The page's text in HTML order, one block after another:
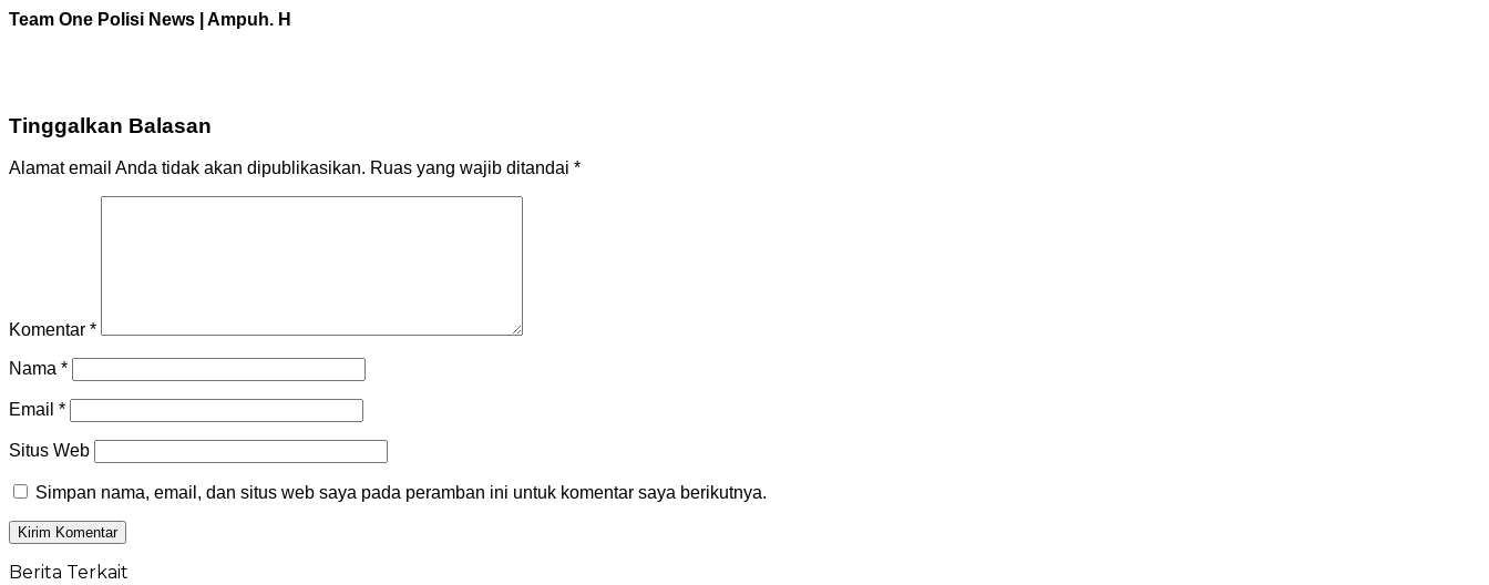
Team One Polisi News | Ampuh. H
Tinggalkan Balasan
Alamat email Anda tidak akan dipublikasikan. Ruas yang wajib ditandai *
Komentar *
Nama *
Email *
Situs Web
Simpan nama, email, dan situs web saya pada peramban ini untuk komentar saya berikutnya.
Berita Terkait